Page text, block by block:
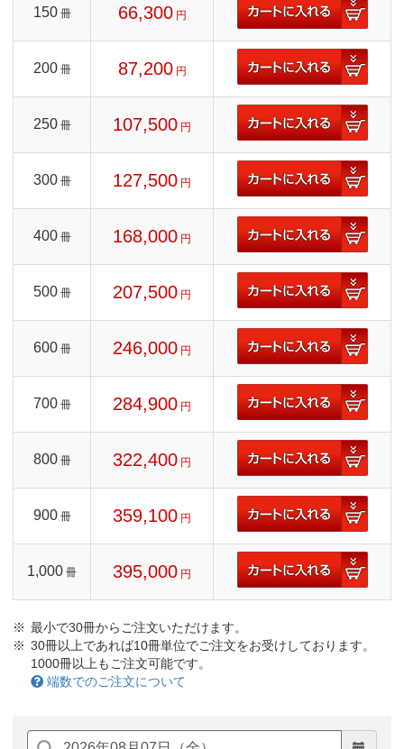
150 冊 66,300 円
200 冊 87,200 円
250 冊 107,500 円
300 冊 127,500 円
400 冊 168,000 円
500 冊 207,500 円
600 冊 246,000 円
700 冊 284,900 円
800 冊 322,400 円
900 冊 359,100 円
1,000 冊 395,000 円
最小で30冊からご注文いただけます。
30冊以上であれば10冊単位でご注文をお受けしております。
1000冊以上もご注文可能です。
端数でのご注文について